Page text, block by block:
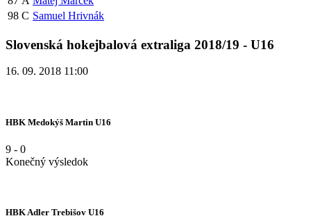
98 C Samuel Hrivnák
Slovenská hokejbalová extraliga 2018/19 - U16
16. 09. 2018 11:00
HBK Medokýš Martin U16
9 - 0
Konečný výsledok
HBK Adler Trebišov U16